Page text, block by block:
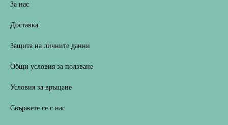
За нас
Доставка
Защита на личните данни
Общи условия за ползване
Условия за връщане
Свържете се с нас